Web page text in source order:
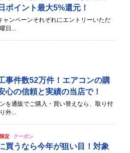
ポイント最大5%還元！
ャンペーンそれぞれにエントリーいただ
日...
事件数52万件！エアコンの購
心の信頼と実績の当店で！
を通販でご購入・買い替えなら、取り付
外...
定 クーポン
買うなら今年が狙い目！対象